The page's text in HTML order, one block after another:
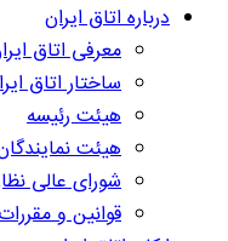
درباره اتاق ایران
معرفی اتاق
ساختار اتاق
هیئت رئیسه
هیئت
شورای عالی
قوانین و